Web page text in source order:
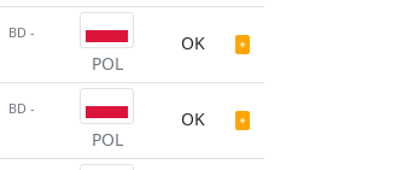
BD -
POL
OK
BD -
POL
OK